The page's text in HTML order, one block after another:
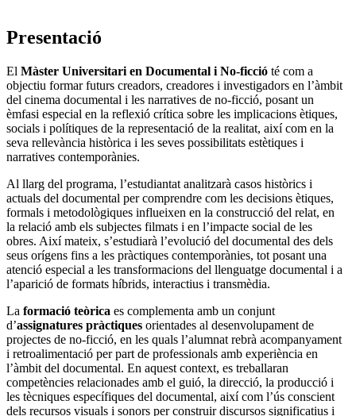
Presentació
El Màster Universitari en Documental i No-ficció té com a
objectiu formar futurs creadors, creadores i investigadors en l’àmbit
del cinema documental i les narratives de no-ficció, posant un
èmfasi especial en la reflexió crítica sobre les implicacions ètiques,
socials i polítiques de la representació de la realitat, així com en la
seva rellevància històrica i les seves possibilitats estètiques i
narratives contemporànies.
Al llarg del programa, l’estudiantat analitzarà casos històrics i
actuals del documental per comprendre com les decisions ètiques,
formals i metodològiques influeixen en la construcció del relat, en
la relació amb els subjectes filmats i en l’impacte social de les
obres. Així mateix, s’estudiarà l’evolució del documental des dels
seus orígens fins a les pràctiques contemporànies, tot posant una
atenció especial a les transformacions del llenguatge documental i a
l’aparició de formats híbrids, interactius i transmèdia.
La formació teòrica es complementa amb un conjunt
d’assignatures pràctiques orientades al desenvolupament de
projectes de no-ficció, en les quals l’alumnat rebrà acompanyament
i retroalimentació per part de professionals amb experiència en
l’àmbit del documental. En aquest context, es treballaran
competències relacionades amb el guió, la direcció, la producció i
les tècniques específiques del documental, així com l’ús conscient
dels recursos visuals i sonors per construir discursos significatius i